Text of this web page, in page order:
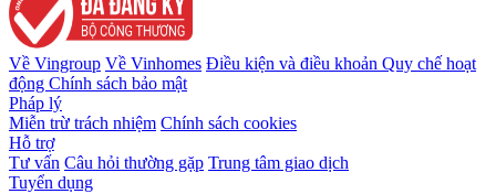
Về Vingroup Về Vinhomes Điều kiện và điều khoản Quy chế hoạt
động Chính sách bảo mật
Pháp lý
Miễn trừ trách nhiệm Chính sách cookies
Hỗ trợ
Tư vấn Câu hỏi thường gặp Trung tâm giao dịch
Tuyển dụng